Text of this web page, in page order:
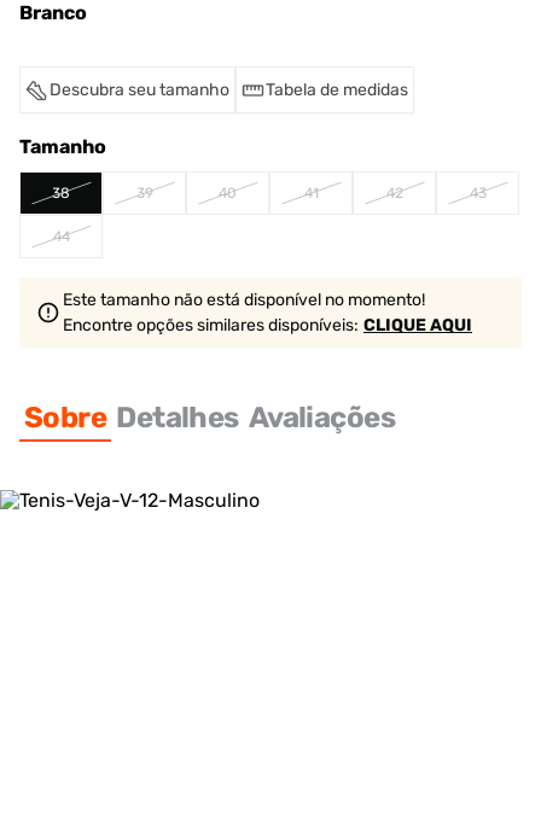
Branco
Descubra seu tamanho Tabela de medidas
Tamanho
38 39 40 41 42 43
44
Este tamanho não está disponível no momento!
Encontre opções similaresdisponíveis: CLIQUE AQUI
Sobre Detalhes Avaliações